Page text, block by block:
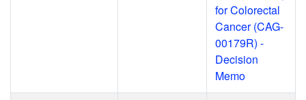
for Colorectal
Cancer (CAG-
00179R) -
Decision
Memo